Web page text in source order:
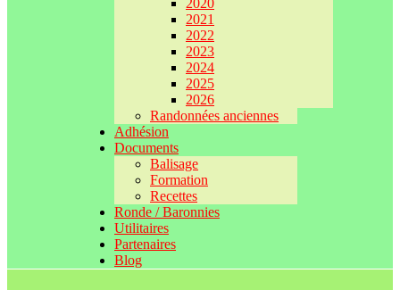
2020
2021
2022
2023
2024
2025
2026
Randonnées anciennes
Adhésion
Documents
Balisage
Formation
Recettes
Ronde / Baronnies
Utilitaires
Partenaires
Blog